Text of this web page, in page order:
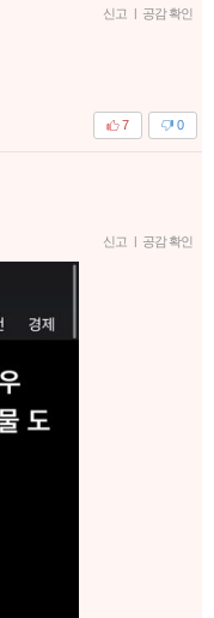
신고 | 공감 확인
0
7
신고 | 공감 확인